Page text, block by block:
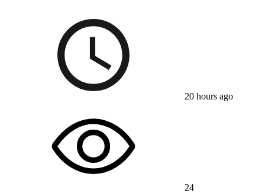
20 hours ago
24